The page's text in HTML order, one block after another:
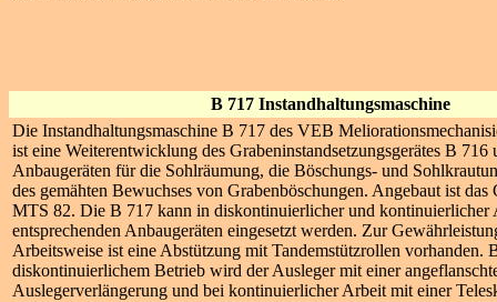
B 717 Instandhaltungsmaschine
Die Instandhaltungsmaschine B 717 des VEB
ist eine Weiterentwicklung des Grabeninstandsetzungsgerätes B
Anbaugeräten für die Sohlräumung, die Böschungs- und
des gemähten Bewuchses von Grabenböschungen. Angebaut ist das
MTS 82. Die B 717 kann in diskontinuierlicher und kontinuierlicher
entsprechenden Anbaugeräten eingesetzt werden. Zur
Arbeitsweise ist eine Abstützung mit Tandemstützrollen vorhanden.
diskontinuierlichem Betrieb wird der Ausleger mit einer
Auslegerverlängerung und bei kontinuierlicher Arbeit mit einer